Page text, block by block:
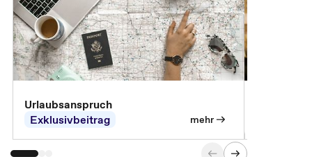
Urlaubsanspruch
Exklusivbeitrag
mehr